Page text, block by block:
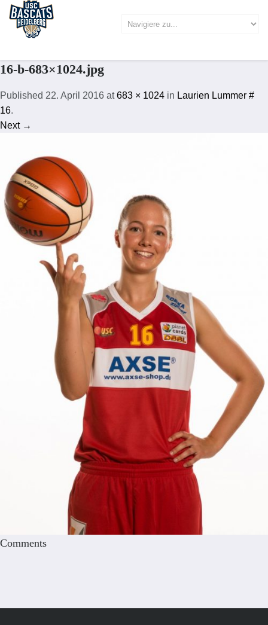
16-b-683×1024.jpg
Published 22. April 2016 at683 × 1024 in Laurien Lummer #
16.
Next →
Comments